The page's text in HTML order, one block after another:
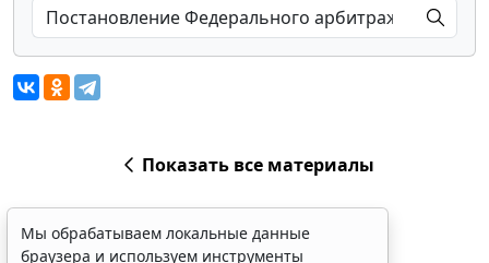
Показать все материалы
Мы обрабатываем локальные данные
браузера и используем инструменты